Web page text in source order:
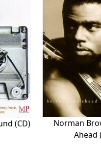
(CD)
Norman
Ahead